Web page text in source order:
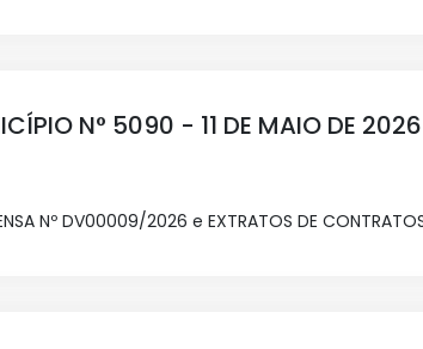
N° 5090 - 11 DE MAIO DE 2026
Nº DV00009/2026 e EXTRATOS DE